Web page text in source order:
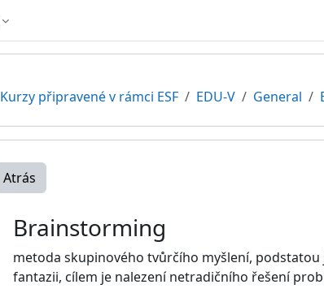
Kurzy připravené v rámci ESF EDU-V General
Atrás
Brainstorming
metoda skupinového tvůrčího myšlení,
fantazii, cílem je nalezení netradičního řešení